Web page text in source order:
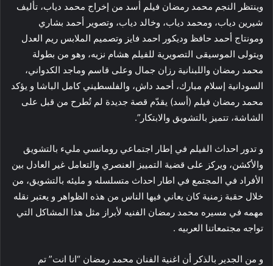
وينتظر النجم محمد رمضان فيلم أسد من إخراج محمد دياب، تأليف
شيرين دياب، ومحمد دياب، وخالد دياب، وتصوير أحمد بشاري
ومونتاج أحمد حافظ وديكور احمد فايز وتصميم الملابس ريم العدل
ويتولى الموسيقى التصويرية للفيلم هشام نزيه، وهو من بطولة
محمد رمضان واللبنانية رزان جمال وعلى قاسم وماجد الكدواني،
السودانية إسلام مبارك، أحمد داش، والفلسطيني كامل الباشا و يؤكد
محمد رمضان فيلم (أسد) يقدّم قصة جديدة لم تُطرح من قبل على
الشاشة، تتميز بالتشويق والابتكار”.
و تدور احداث الفيلم في إطار اجتماعي رومانسي مليء بالتشويق
والأكشن، ويركز على قضية التمييز العنصري والتعامل غير العادل بين
الأفراد في المجتمع في اطار احداث متسلسله و مليئه بالتشويق، من
خلال حقبة زمنية كان يعاني فيها الناس من هذه الظواهر و يعتبر نقله
مهمه في مسيره محمد رمضان الفنيه لأبراز مثل هذا المشاكل التي
تواجه مجتمعاتنا العربيه .
و من الجدير بالذكر أن اغنية الفنان محمد رمضان “انا انت” تم